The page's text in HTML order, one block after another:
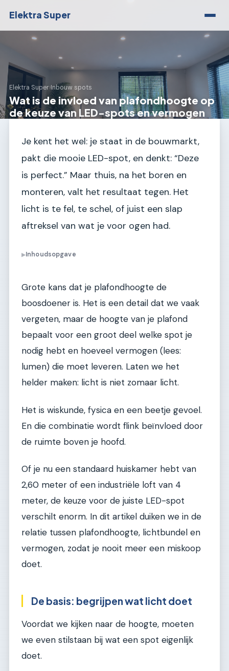
Elektra Super
Elektra Super›Inbouw spots
Wat is de invloed van plafondhoogte op
de keuze van LED-spots en vermogen
Je kent het wel: je staat in de bouwmarkt,
pakt die mooie LED-spot, en denkt: “Deze
is perfect.” Maar thuis, na het boren en
monteren, valt het resultaat tegen. Het
licht is te fel, te schel, of juist een slap
aftreksel van wat je voor ogen had.
▶Inhoudsopgave
Grote kans dat je plafondhoogte de
boosdoener is. Het is een detail dat we vaak
vergeten, maar de hoogte van je plafond
bepaalt voor een groot deel welke spot je
nodig hebt en hoeveel vermogen (lees:
lumen) die moet leveren. Laten we het
helder maken: licht is niet zomaar licht.
Het is wiskunde, fysica en een beetje gevoel.
En die combinatie wordt flink beïnvloed door
de ruimte boven je hoofd.
Of je nu een standaard huiskamer hebt van
2,60 meter of een industriële loft van 4
meter, de keuze voor de juiste LED-spot
verschilt enorm. In dit artikel duiken we in de
relatie tussen plafondhoogte, lichtbundel en
vermogen, zodat je nooit meer een miskoop
doet.
De basis: begrijpen wat licht doet
Voordat we kijken naar de hoogte, moeten
we even stilstaan bij wat een spot eigenlijk
doet.